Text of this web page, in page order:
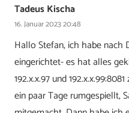
Tadeus Kischa
16. Januar 2023 20:48
Hallo Stefan, ich habe nach
eingerichtet- es hat alles
192.x.x.97 und
ein paar Tage rumgespiellt,